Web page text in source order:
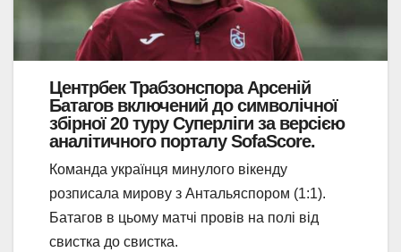
Центрбек Трабзонспора Арсеній
Батагов включений до символічної
збірної 20 туру Суперліги за версією
аналітичного порталу SofaScore.
Команда українця минулого вікенду
розписала мирову з Антальяспором (1:1).
Батагов в цьому матчі провів на полі від
свистка до свистка.